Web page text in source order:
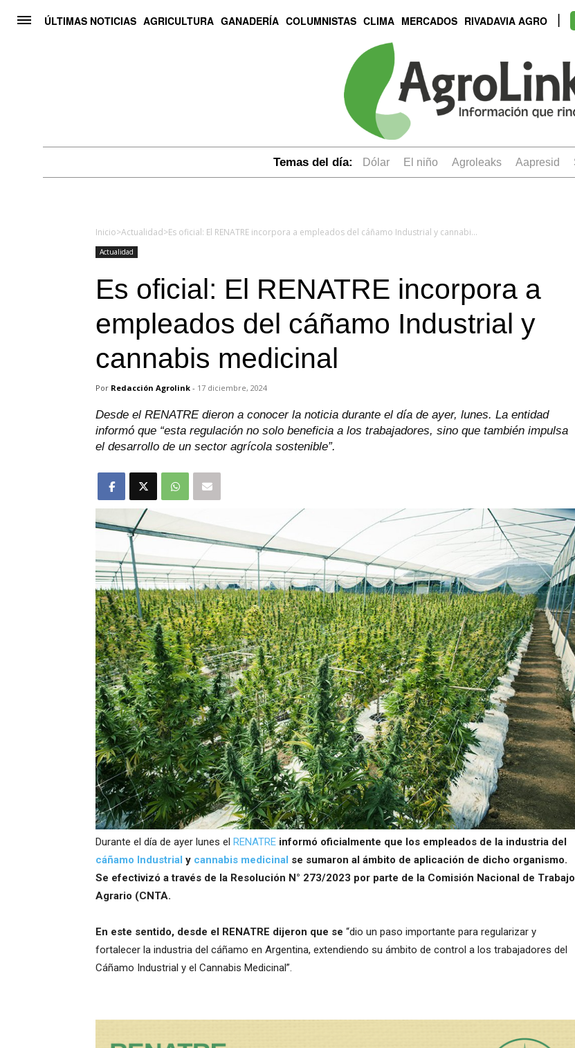
ÚLTIMAS NOTICIAS AGRICULTURA GANADERÍA COLUMNISTAS CLIMA MERCADOS RIVADAVIA AGRO
Temas del día: dólar el niño Agroleaks aapresid
Inicio>Actualidad> Es oficial: El RENATRE incorpora a empleados del cáñamo Industrial y cannabis medicinal
Actualidad
Es oficial: El RENATRE incorpora a
empleados del cáñamo Industrial y
cannabis medicinal
Por Redacción Agrolink - 17 diciembre, 2024
Desde el RENATRE dieron a conocer la noticia durante el día de ayer, lunes. La entidad
informó que “esta regulación no solo beneficia a los trabajadores, sino que también impulsa
el desarrollo de un sector agrícola sostenible”.
Durante el día de ayer lunes el RENATRE informó oficialmente que los empleados de la industria del
cáñamo Industrial y cannabis medicinal se sumaron al ámbito de aplicación de dicho organismo.
Se efectivizó a través de la Resolución N° 273/2023 por parte de la Comisión Nacional de Trabajo
Agrario (CNTA.
En este sentido, desde el RENATRE dijeron que se “dio un paso importante para regularizar y
fortalecer la industria del cáñamo en Argentina, extendiendo su ámbito de control a los trabajadores del
Cáñamo Industrial y el Cannabis Medicinal”.